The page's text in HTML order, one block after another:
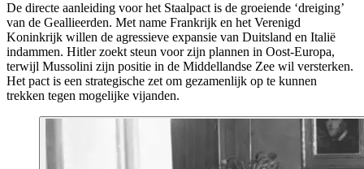
De directe aanleiding voor het Staalpact is de groeiende ‘dreiging’
van de Geallieerden. Met name Frankrijk en het Verenigd
Koninkrijk willen de agressieve expansie van Duitsland en Italië
indammen. Hitler zoekt steun voor zijn plannen in Oost-Europa,
terwijl Mussolini zijn positie in de Middellandse Zee wil versterken.
Het pact is een strategische zet om gezamenlijk op te kunnen
trekken tegen mogelijke vijanden.